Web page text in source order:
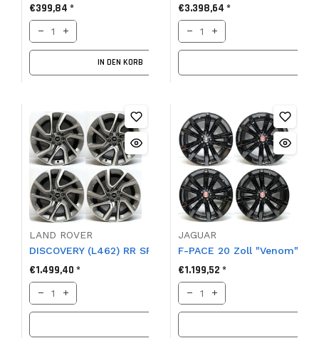
€399,84 *
IN DEN KORB
€3.398,64 *
LAND ROVER
DISCOVERY (L462) RR SPORT (L494) 21" Felgensatz,
€1.499,40 *
JAGUAR
F-PACE 20 Zoll "Venom"
€1.199,52 *